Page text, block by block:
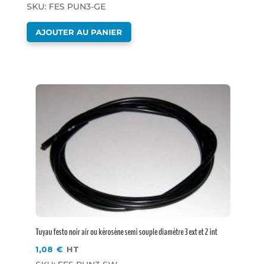
SKU: FES PUN3-GE
AJOUTER AU PANIER
Tuyau festo noir air ou kérosène semi souple diamètre 3 ext et 2 int
1,08 € HT